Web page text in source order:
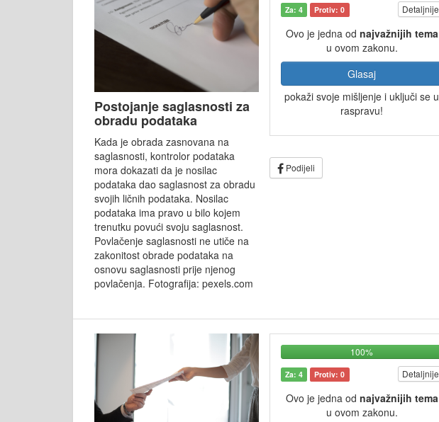
Postojanje saglasnosti za
obradu podataka
Kada je obrada zasnovana na
saglasnosti, kontrolor podataka
mora dokazati da je nosilac
podataka dao saglasnost za obradu
svojih ličnih podataka. Nosilac
podataka ima pravo u bilo kojem
trenutku povući svoju saglasnost.
Povlačenje saglasnosti ne utiče na
zakonitost obrade podataka na
osnovu saglasnosti prije njenog
povlačenja. Fotografija: pexels.com
Za: 4 Protiv: 0 Detaljnije
Ovo je jedna od najvažnijih tema
u ovom zakonu.
Glasaj
pokaži svoje mišljenje i uključi se u
raspravu!
Podijeli
100%
Za: 4 Protiv: 0 Detaljnije
Ovo je jedna od najvažnijih tema
u ovom zakonu.